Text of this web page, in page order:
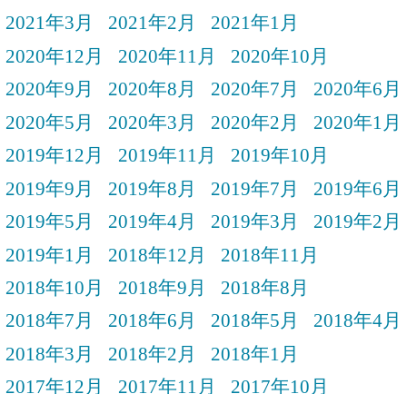
2021年3月
2021年2月
2021年1月
2020年12月
2020年11月
2020年10月
2020年9月
2020年8月 2020年7月
2020年6月
2020年5月
2020年3月 2020年2月
2020年1月
2019年12月
2019年11月
2019年10月
2019年9月
2019年8月 2019年7月
2019年6月
2019年5月
2019年4月 2019年3月
2019年2月
2019年1月
2018年12月
2018年11月
2018年10月
2018年9月
2018年8月
2018年7月
2018年6月 2018年5月
2018年4月
2018年3月
2018年2月
2018年1月
2017年12月
2017年11月
2017年10月